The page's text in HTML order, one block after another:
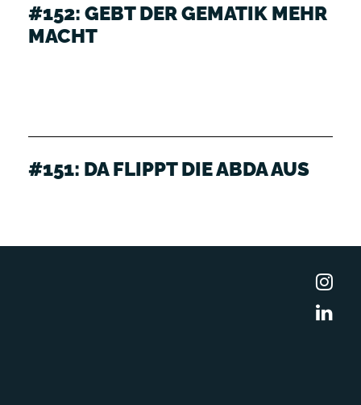
#152: GEBT DER GEMATIK MEHR
MACHT
#151: DA FLIPPT DIE ABDA AUS